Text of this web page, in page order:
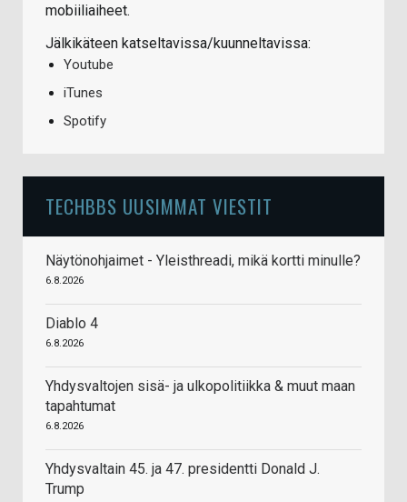
mobiiliaiheet.
Jälkikäteen katseltavissa/kuunneltavissa:
Youtube
iTunes
Spotify
TECHBBS UUSIMMAT VIESTIT
Näytönohjaimet - Yleisthreadi, mikä kortti minulle?
6.8.2026
Diablo 4
6.8.2026
Yhdysvaltojen sisä- ja ulkopolitiikka & muut maan
tapahtumat
6.8.2026
Yhdysvaltain 45. ja 47. presidentti Donald J.
Trump